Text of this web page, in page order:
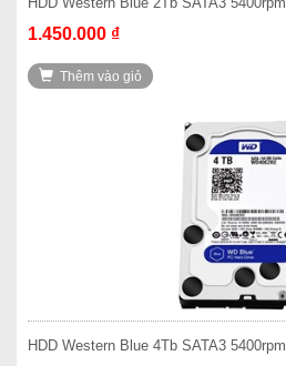
1.450.000 ₫
Thêm vào giỏ
HDD Western Blue 4Tb SATA3 5400rpm